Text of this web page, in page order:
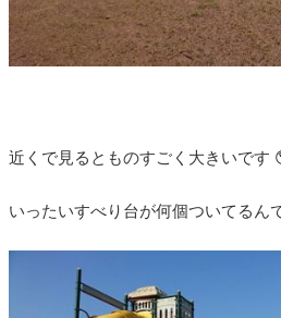
近くで見るとものすごく大きいです
いったいすべり台が何個ついてるん